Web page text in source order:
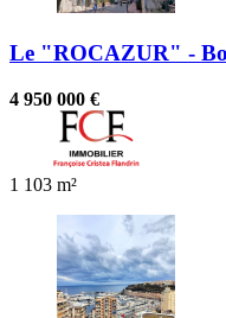
Le "ROCAZUR" -
4 950 000 €
1 103 m²